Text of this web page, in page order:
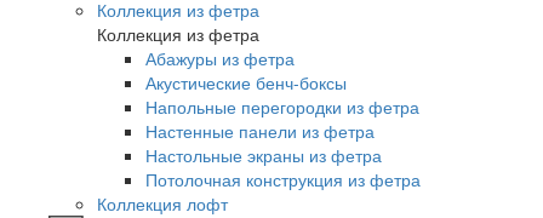
Коллекция из фетра
Коллекция из фетра
Абажуры из фетра
Акустические бенч-боксы
Напольные перегородки из фетра
Настенные панели из фетра
Настольные экраны из фетра
Потолочная конструкция из фетра
Коллекция лофт